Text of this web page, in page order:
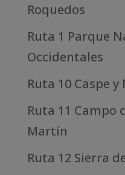
Roquedos
Ruta 1 Parque
Occidentales
Ruta 10 Caspe
Ruta 11 Campo
Martín
Ruta 12 Sierra